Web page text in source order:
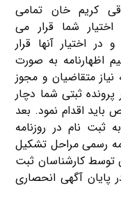
کریم خان تمامی
شما قرار می
اختیار آنها قرار
اظهارنامه به صورت
متقاضیان و مجوز
ثبتی شما دچار
باید اقدام نمود. بعد
ثبت نام در روزنامه
رسمی مراحل تشکیل
توسط کارشناسان ثبت
آگهی انحصاری